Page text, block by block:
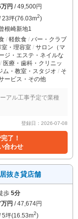
円 / 49,500円
23坪(76.03m2)
根崎新地1
軽飲食
バー・クラブ
室・理容室
サロン（マ
ジ・エステ・ネイルな
医療・歯科・クリニッ
ム・教室・スタジオ
そ
ービス・その他
アル工事予定で業種
登録日：2026-07-08
了！
合わせ
抜き貸店舗
歩 5分
円 / 47,674円
5坪(16.53m2)